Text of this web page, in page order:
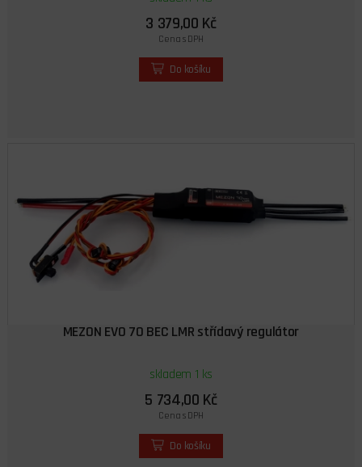
3 379,00 Kč
Cena s DPH
Do košíku
MEZON EVO 70 BEC LMR střídavý regulátor
skladem 1 ks
5 734,00 Kč
Cena s DPH
Do košíku